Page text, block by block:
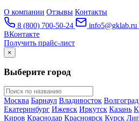
О компании Отзывы Контакты
8 (800) 700-50-24
info5@gklab.ru
ВКонтакте
Получить прайс-лист
×
Выберите город
Москва Барнаул Владивосток Волгоград
Екатеринбург Ижевск Иркутск Казань
Киров Краснодар Красноярск Курск